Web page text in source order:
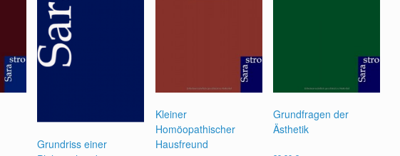
Grundriss einer
Kleiner
Homöopathischer
Hausfreund
Grundfragen der
Ästhetik